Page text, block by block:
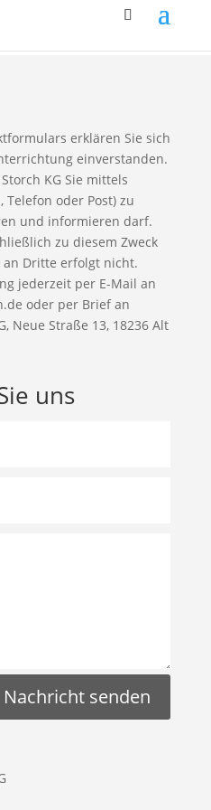
erklären Sie sich
einverstanden.
KG Sie mittels
oder Post) zu
und informieren darf.
zu diesem Zweck
an Dritte erfolgt nicht.
jederzeit per E-Mail an
oder per Brief an
Neue Straße 13, 18236 Alt
uns
Nachricht senden